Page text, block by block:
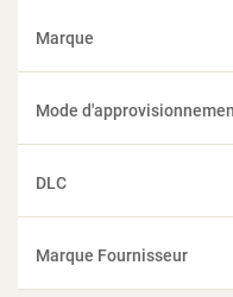
Marque
Mode
DLC
Marque Fournisseur